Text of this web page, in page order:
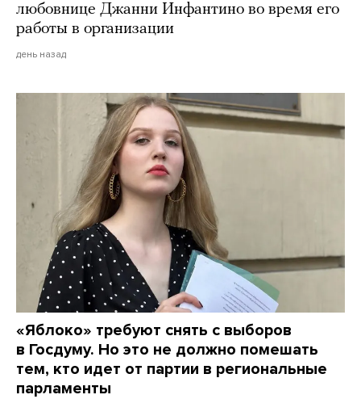
любовнице Джанни Инфантино во время его
работы в организации
день назад
«Яблоко» требуют снять с выборов
в Госдуму. Но это не должно помешать
тем, кто идет от партии в региональные
парламенты